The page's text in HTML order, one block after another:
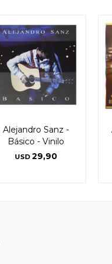
Alejandro Sanz -
Básico - Vinilo
USD 29,90